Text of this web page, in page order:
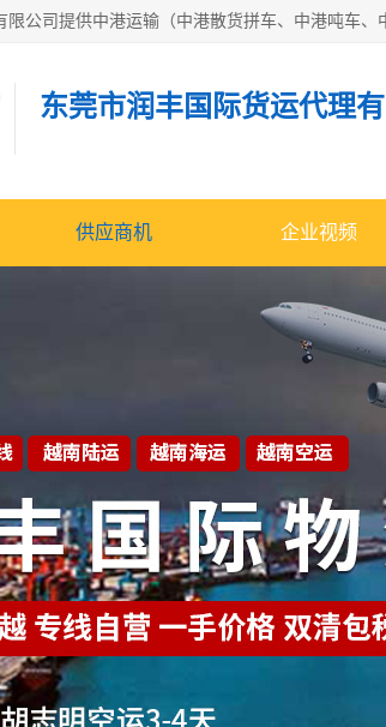
东莞市润丰国际货运代理
供应商机 企业视频